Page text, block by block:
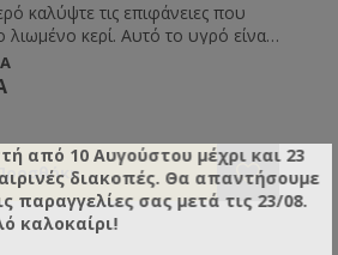
καλύψτε τις επιφάνειες που
λιωμένο κερί. Αυτό το υγρό είναι
άλλο και κάνει αδύνατη την
πάνω στις επιφάνειες. Το
τη χρήση με τα αυτόματα
από 10 Αυγούστου μέχρι και 23
διακοπές. Θα απαντήσουμε
παραγγελίες σας μετά τις 23/08.
καλοκαίρι!